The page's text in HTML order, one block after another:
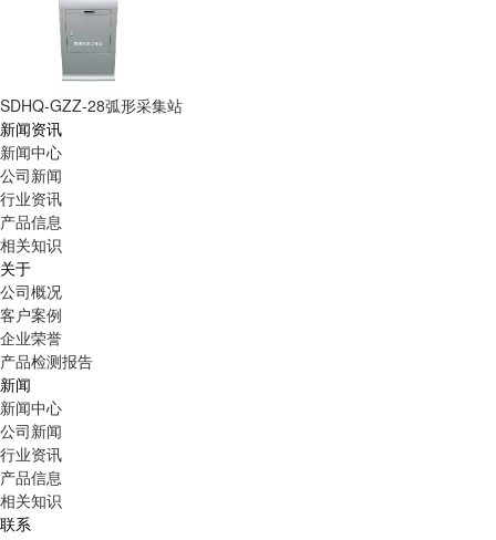
SDHQ-GZZ-28弧形采集站
新闻资讯
新闻中心
公司新闻
行业资讯
产品信息
相关知识
关于
公司概况
客户案例
企业荣誉
产品检测报告
新闻
新闻中心
公司新闻
行业资讯
产品信息
相关知识
联系